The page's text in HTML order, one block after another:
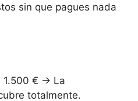
sin que pagues nada
1.500 € → La
totalmente.